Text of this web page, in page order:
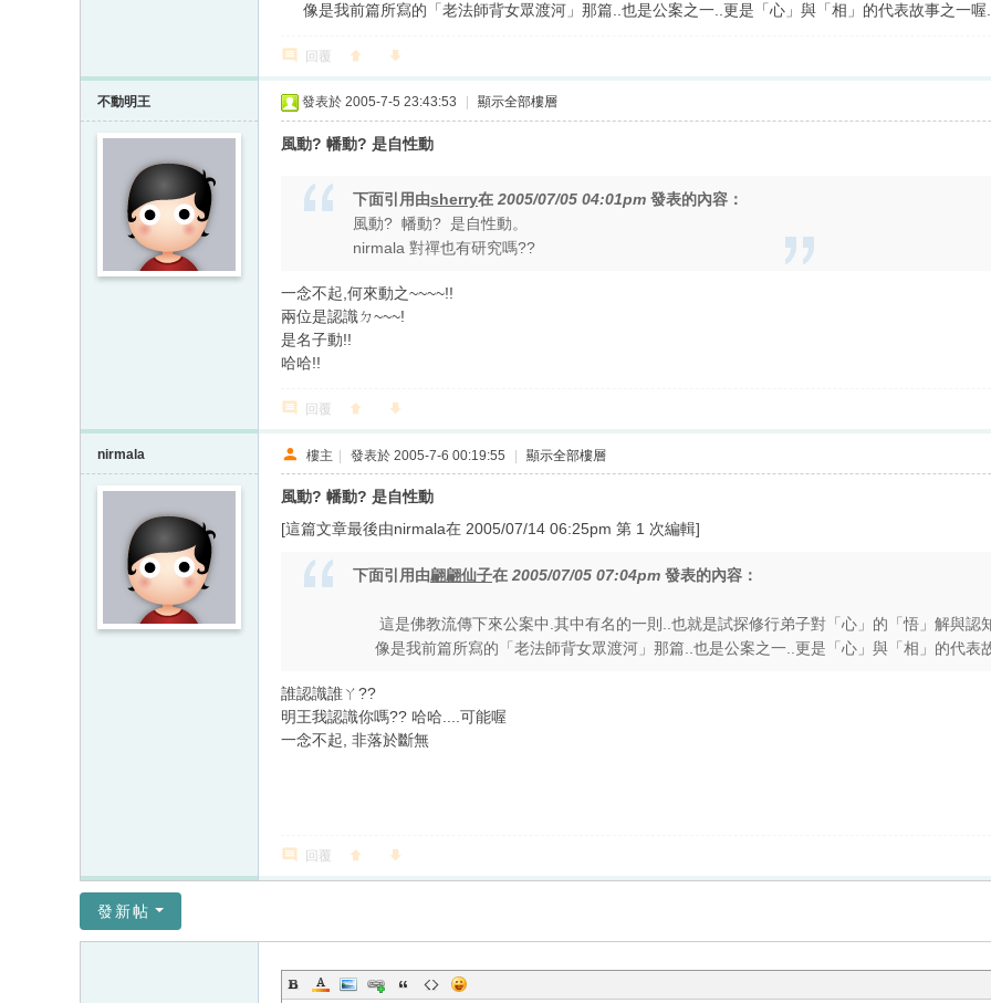
像是我前篇所寫的「老法師背女眾渡河」那篇..也是公案之一..更是「心」與「相」的代表故事之一喔
回覆
不動明王 發表於 2005-7-5 23:43:53 顯示全部樓層
風動? 幡動? 是自性動
下面引用由sherry在 2005/07/05 04:01pm 發表的內容：
風動? 幡動? 是自性動。
nirmala 對禪也有研究嗎??
一念不起,何來動之~~~~!!
兩位是認識ㄉ~~~!
是名子動!!
哈哈!!
回覆
nirmala 樓主 | 發表於 2005-7-6 00:19:55 | 顯示全部樓層
風動? 幡動? 是自性動
[這篇文章最後由nirmala在 2005/07/14 06:25pm 第 1 次編輯]
下面引用由翩翩仙子在 2005/07/05 07:04pm 發表的內容：
這是佛教流傳下來公案中.其中有名的一則..也就是試探修行弟子對「心」的「悟」解與
像是我前篇所寫的「老法師背女眾渡河」那篇..也是公案之一..更是「心」與「相」的代表
誰認識誰ㄚ??
明王我認識你嗎?? 哈哈....可能喔
一念不起, 非落於斷無
回覆
發新帖